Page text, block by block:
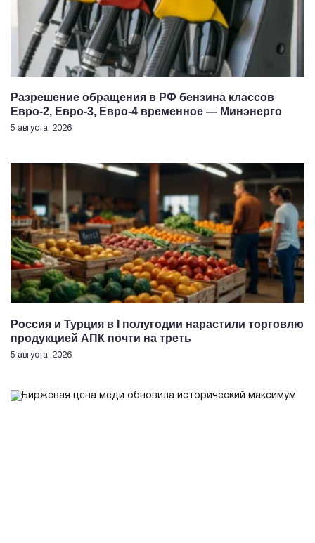
Разрешение обращения в РФ бензина классов
Евро-2, Евро-3, Евро-4 временное — Минэнерго
5 августа, 2026
Россия и Турция в I полугодии нарастили торговлю
продукцией АПК почти на треть
5 августа, 2026